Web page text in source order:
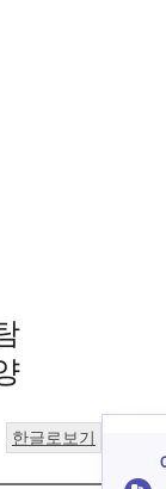
한글로보기